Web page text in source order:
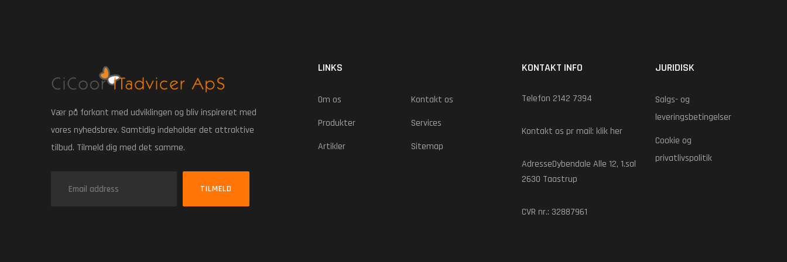
Vær på forkant med udviklingen og bliv inspireret med
vores nyhedsbrev. Samtidig indeholder det attraktive
tilbud. Tilmeld dig med det samme.
TILMELD
LINKS
Om os
Kontakt os
Produkter
Services
Artikler
Sitemap
KONTAKT INFO
Telefon 2142 7394
Kontakt os pr mail: klik her
AdresseDybendale Alle 12, 1.sal
2630 Taastrup
CVR nr.: 32887961
JURIDISK
Salgs- og
leveringsbetingelser
Cookie og
privatlivspolitik